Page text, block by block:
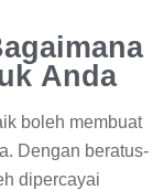
Anda
boleh membuat
Dengan beratus-
dipercayai